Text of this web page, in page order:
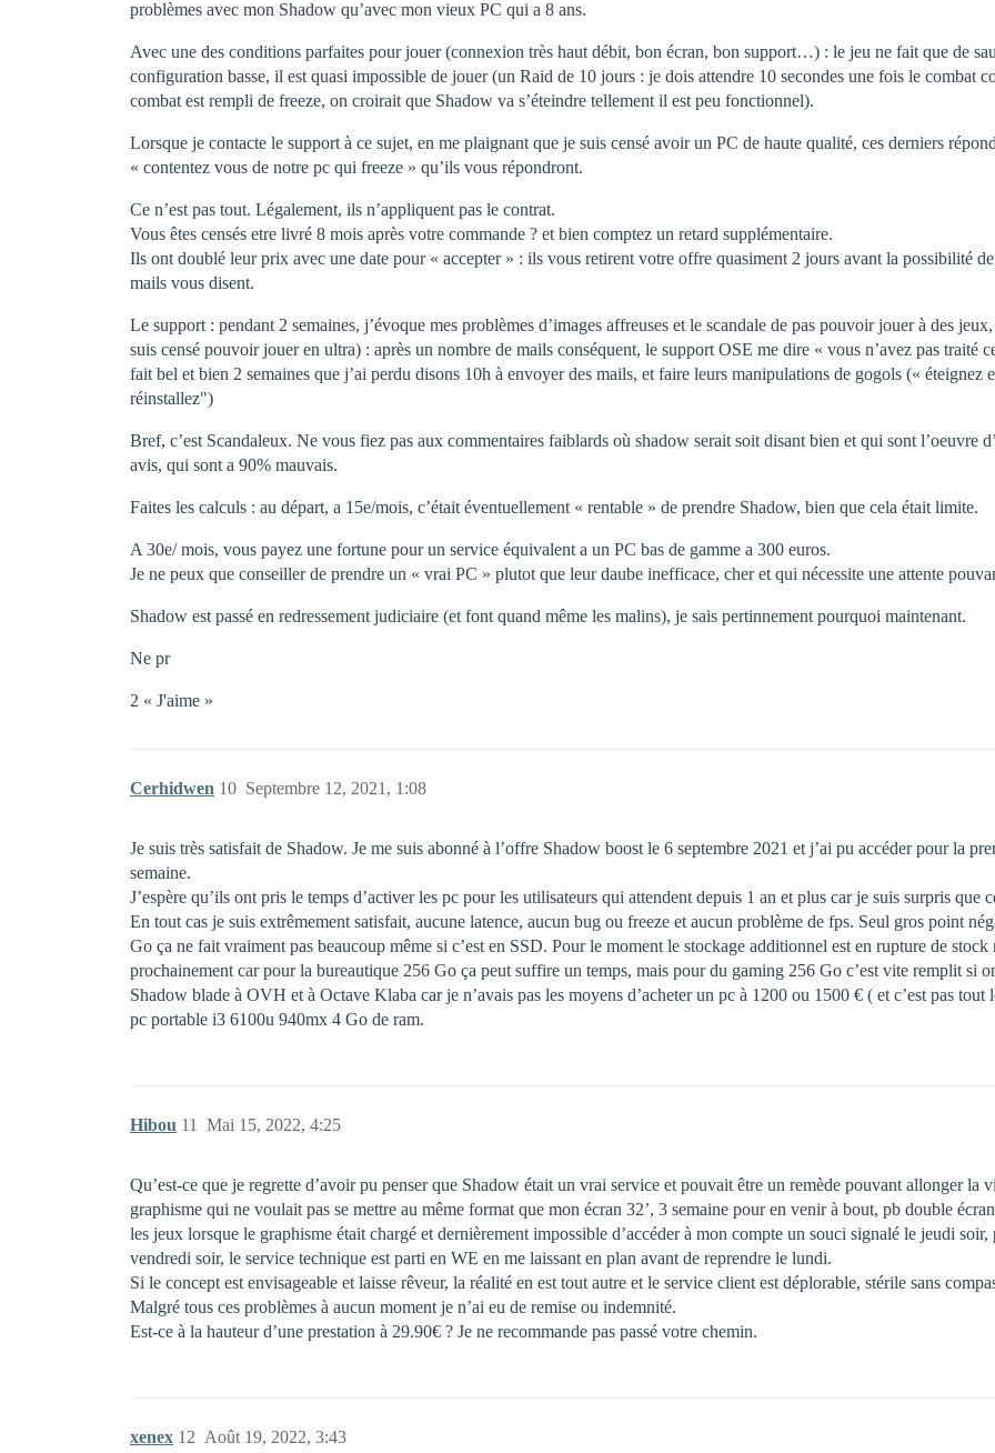
problèmes avec mon Shadow qu’avec mon vieux PC qui a 8 ans.
Avec une des conditions parfaites pour jouer (connexion très haut débit, bon écran, bon support…) : le jeu ne fait que de
configuration basse, il est quasi impossible de jouer (un Raid de 10 jours : je dois attendre 10 secondes une fois le combat
combat est rempli de freeze, on croirait que Shadow va s’éteindre tellement il est peu fonctionnel).
Lorsque je contacte le support à ce sujet, en me plaignant que je suis censé avoir un PC de haute qualité, ces derniers
« contentez vous de notre pc qui freeze » qu’ils vous répondront.
Ce n’est pas tout. Légalement, ils n’appliquent pas le contrat.
Vous êtes censés etre livré 8 mois après votre commande ? et bien comptez un retard supplémentaire.
Ils ont doublé leur prix avec une date pour « accepter » : ils vous retirent votre offre quasiment 2 jours avant la possibilité
mails vous disent.
Le support : pendant 2 semaines, j’évoque mes problèmes d’images affreuses et le scandale de pas pouvoir jouer à des
suis censé pouvoir jouer en ultra) : après un nombre de mails conséquent, le support OSE me dire « vous n’avez pas traité
fait bel et bien 2 semaines que j’ai perdu disons 10h à envoyer des mails, et faire leurs manipulations de gogols (« éteignez
réinstallez")
Bref, c’est Scandaleux. Ne vous fiez pas aux commentaires faiblards où shadow serait soit disant bien et qui sont l’oeuvre
avis, qui sont a 90% mauvais.
Faites les calculs : au départ, a 15e/mois, c’était éventuellement « rentable » de prendre Shadow, bien que cela était limite.
A 30e/ mois, vous payez une fortune pour un service équivalent a un PC bas de gamme a 300 euros.
Je ne peux que conseiller de prendre un « vrai PC » plutot que leur daube inefficace, cher et qui nécessite une attente
Shadow est passé en redressement judiciaire (et font quand même les malins), je sais pertinnement pourquoi maintenant.
Ne pr
2 « J'aime »
Cerhidwen Septembre 12, 2021, 1:08
10
Je suis très satisfait de Shadow. Je me suis abonné à l’offre Shadow boost le 6 septembre 2021 et j’ai pu accéder pour la
semaine.
J’espère qu’ils ont pris le temps d’activer les pc pour les utilisateurs qui attendent depuis 1 an et plus car je suis surpris que
En tout cas je suis extrêmement satisfait, aucune latence, aucun bug ou freeze et aucun problème de fps. Seul gros point
Go ça ne fait vraiment pas beaucoup même si c’est en SSD. Pour le moment le stockage additionnel est en rupture de stock
prochainement car pour la bureautique 256 Go ça peut suffire un temps, mais pour du gaming 256 Go c’est vite remplit si
Shadow blade à OVH et à Octave Klaba car je n’avais pas les moyens d’acheter un pc à 1200 ou 1500 € ( et c’est pas
pc portable i3 6100u 940mx 4 Go de ram.
Hibou Mai 15, 2022, 4:25
11
Qu’est-ce que je regrette d’avoir pu penser que Shadow était un vrai service et pouvait être un remède pouvant allonger
graphisme qui ne voulait pas se mettre au même format que mon écran 32’, 3 semaine pour en venir à bout, pb double
les jeux lorsque le graphisme était chargé et dernièrement impossible d’accéder à mon compte un souci signalé le jeudi
vendredi soir, le service technique est parti en WE en me laissant en plan avant de reprendre le lundi.
Si le concept est envisageable et laisse rêveur, la réalité en est tout autre et le service client est déplorable, stérile sans
Malgré tous ces problèmes à aucun moment je n’ai eu de remise ou indemnité.
Est-ce à la hauteur d’une prestation à 29.90€ ? Je ne recommande pas passé votre chemin.
xenex Août 19, 2022, 3:43
12